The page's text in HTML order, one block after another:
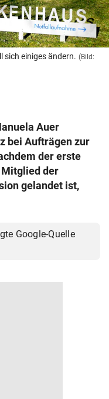
sich einiges ändern. (Bild:
Auer
bei Aufträgen zur
der erste
der
gelandet ist,
Google-Quelle